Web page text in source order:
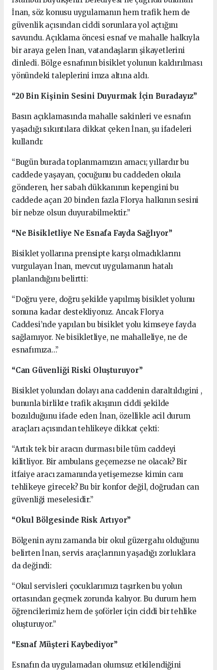
İnan, söz konusu uygulamanın hem trafik hem de
güvenlik açısından ciddi sorunlara yol açtığını
savundu. Açıklama öncesi esnaf ve mahalle halkıyla
bir araya gelen İnan, vatandaşların şikayetlerini
dinledi. Bölge esnafının bisiklet yolunun kaldırılması
yönündeki taleplerini imza altına aldı.
“20 Bin Kişinin Sesini Duyurmak İçin Buradayız”
Basın açıklamasında mahalle sakinleri ve esnafın
yaşadığı sıkıntılara dikkat çeken İnan, şu ifadeleri
kullandı:
“Bugün burada toplanmamızın amacı; yıllardır bu
caddede yaşayan, çocuğunu bu caddeden okula
gönderen, her sabah dükkanının kepengini bu
caddede açan 20 binden fazla Florya halkının sesini
bir nebze olsun duyurabilmektir.”
“Ne Bisikletliye Ne Esnafa Fayda Sağlıyor”
Bisiklet yollarına prensipte karşı olmadıklarını
vurgulayan İnan, mevcut uygulamanın hatalı
planlandığını belirtti:
“Doğru yere, doğru şekilde yapılmış bisiklet yolunu
sonuna kadar destekliyoruz. Ancak Florya
Caddesi’nde yapılan bu bisiklet yolu kimseye fayda
sağlamıyor. Ne bisikletliye, ne mahalleliye, ne de
esnafımıza…”
“Can Güvenliği Riski Oluşturuyor”
Bisiklet yolundan dolayı ana caddenin daraltıldıgini ,
bununla birlikte trafik akışının ciddi şekilde
bozulduğunu ifade eden İnan, özellikle acil durum
araçları açısından tehlikeye dikkat çekti:
“Artık tek bir aracın durması bile tüm caddeyi
kilitliyor. Bir ambulans geçemezse ne olacak? Bir
itfaiye aracı zamanında yetişemezse kimin canı
tehlikeye girecek? Bu bir konfor değil, doğrudan can
güvenliği meselesidir.”
“Okul Bölgesinde Risk Artıyor”
Bölgenin aynı zamanda bir okul güzergahı olduğunu
belirten İnan, servis araçlarının yaşadığı zorluklara
da değindi:
“Okul servisleri çocuklarımızı taşırken bu yolun
ortasından geçmek zorunda kalıyor. Bu durum hem
öğrencilerimiz hem de şoförler için ciddi bir tehlike
oluşturuyor.”
“Esnaf Müşteri Kaybediyor”
Esnafın da uygulamadan olumsuz etkilendiğini